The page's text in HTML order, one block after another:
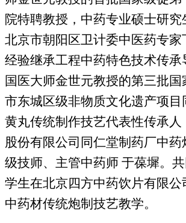
院特聘教授，中药专业硕士研究
北京市朝阳区卫计委中医药专家
经验继承工程中药特色技术传承
国医大师金世元教授的第三批国
市东城区级非物质文化遗产项目
黄丸传统制作技艺代表性传承人
股份有限公司同仁堂制药厂中药
级技师、主管中药师 于葆墀。
学生在北京四方中药饮片有限公
中药材传统炮制技艺教学。